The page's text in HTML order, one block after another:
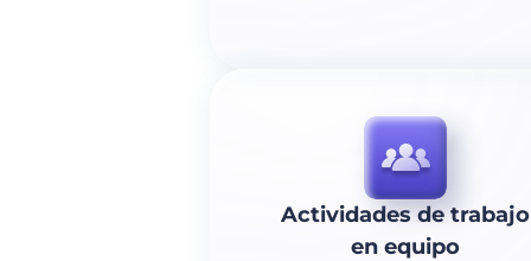
Actividades de trabajo
en equipo